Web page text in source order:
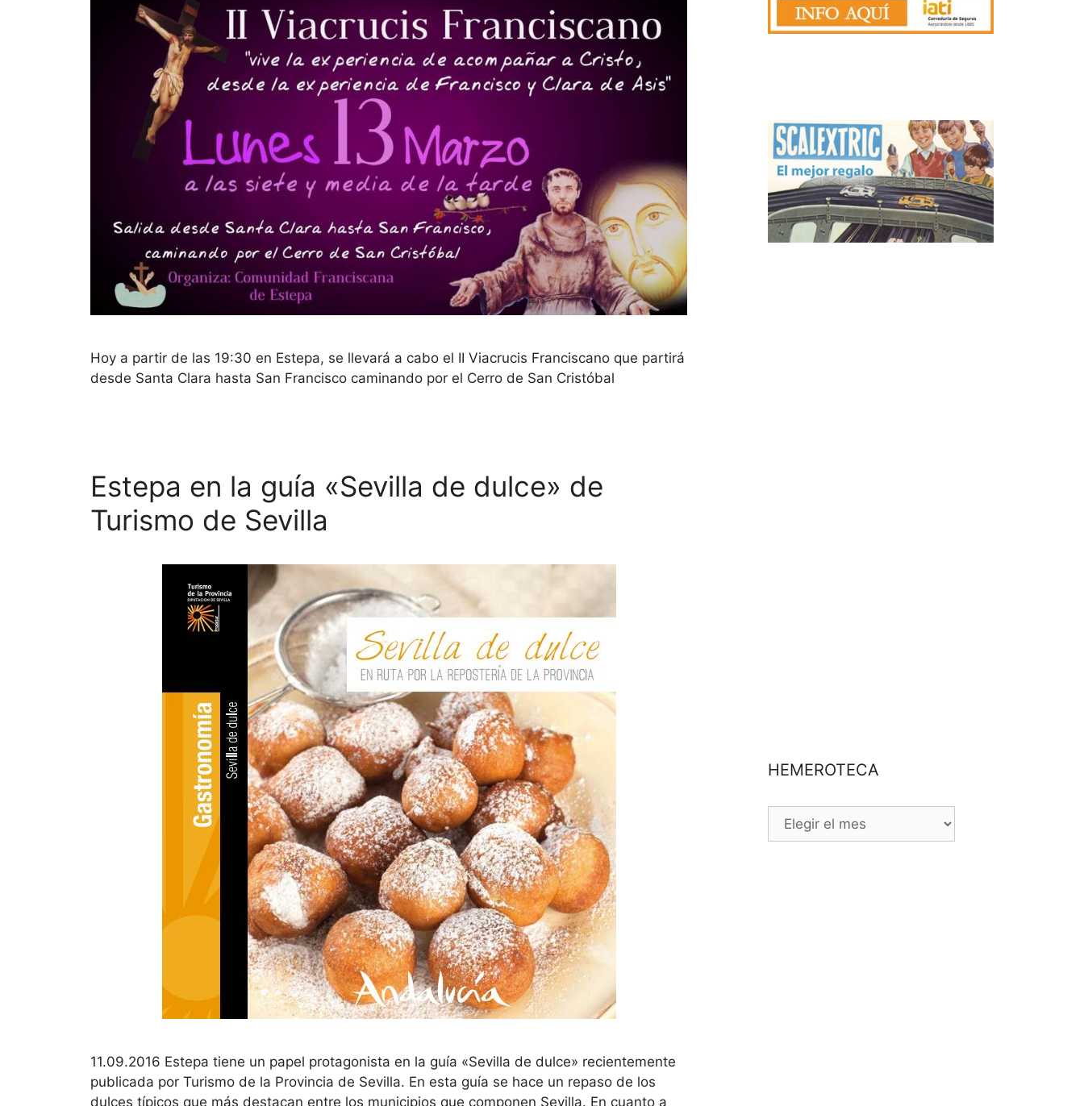
Hoy a partir de las 19:30 en Estepa, se llevará a cabo el II Viacrucis Franciscano que partirá
desde Santa Clara hasta San Francisco caminando por el Cerro de San Cristóbal
Estepa en la guía «Sevilla de dulce» de
Turismo de Sevilla
11.09.2016 Estepa tiene un papel protagonista en la guía «Sevilla de dulce» recientemente
publicada por Turismo de la Provincia de Sevilla. En esta guía se hace un repaso de los
dulces típicos que más destacan entre los municipios que componen Sevilla. En cuanto a
HEMEROTECA
HEMEROTECA